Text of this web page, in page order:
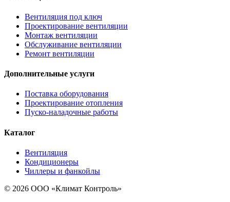
Вентиляция под ключ
Проектирование вентиляции
Монтаж вентиляции
Обслуживание вентиляции
Ремонт вентиляции
Дополнительные услуги
Поставка оборудования
Проектирование отопления
Пуско-наладочные работы
Каталог
Вентиляция
Кондиционеры
Чиллеры и фанкойлы
© 2026 ООО «Климат Контроль»